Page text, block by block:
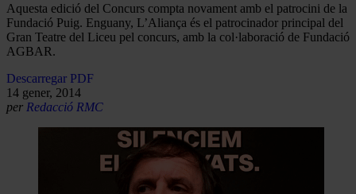
Aquesta edició del Concurs compta novament amb el patrocini de la
Fundació Puig. Enguany, L’Aliança és el patrocinador principal del
Gran Teatre del Liceu pel concurs, amb la col·laboració de Fundació
AGBAR.
Descarregar PDF
14 gener, 2014
per Redacció RMC